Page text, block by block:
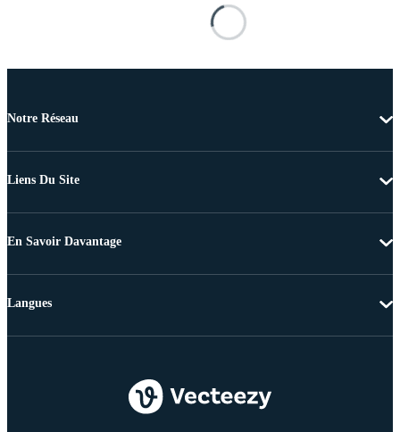
Notre Réseau
Liens Du Site
En Savoir Davantage
Langues